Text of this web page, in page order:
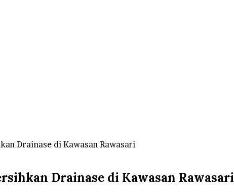
Drainase di Kawasan Rawasari
Drainase di Kawasan Rawasari